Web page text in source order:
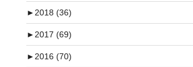
►2018 (36)
►2017 (69)
►2016 (70)